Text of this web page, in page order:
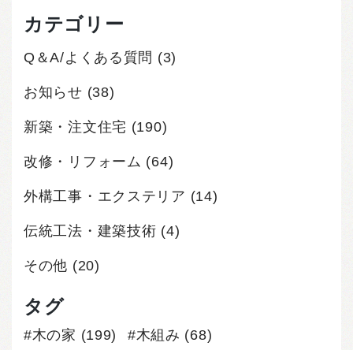
カテゴリー
Q＆A/よくある質問 (3)
お知らせ (38)
新築・注文住宅 (190)
改修・リフォーム (64)
外構工事・エクステリア (14)
伝統工法・建築技術 (4)
その他 (20)
タグ
木の家 (199) 木組み (68)